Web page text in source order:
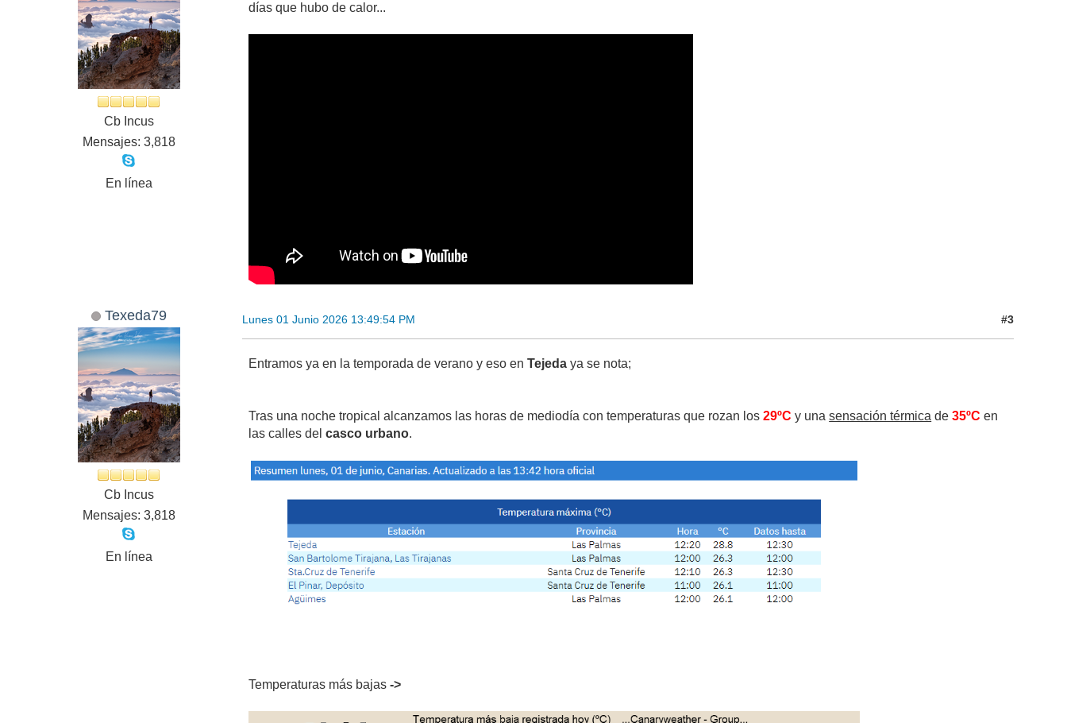
Cb Incus
Mensajes: 3,818
En línea
días que hubo de calor...
Texeda79
Cb Incus
Mensajes: 3,818
En línea
Lunes 01 Junio 2026 13:49:54 PM #3
Entramos ya en la temporada de verano y eso enTejeda ya se nota;
Tras una noche tropical alcanzamos las horas de mediodía con temperaturas que rozan los29ºC y unasensación térmica de35ºC en
las calles delcasco urbano.
Temperaturas más bajas->